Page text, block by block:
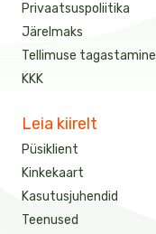
Privaatsuspoliitika
Järelmaks
Tellimuse tagastamine
KKK
Leia kiirelt
Püsiklient
Kinkekaart
Kasutusjuhendid
Teenused